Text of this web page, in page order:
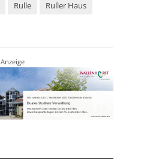
Rulle
Ruller Haus
Anzeige